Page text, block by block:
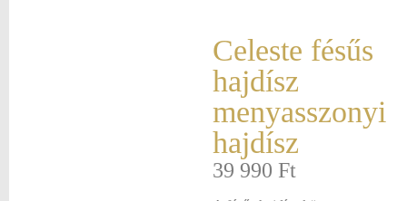
Celeste fésűs
hajdísz
menyasszonyi
hajdísz
39 990 Ft